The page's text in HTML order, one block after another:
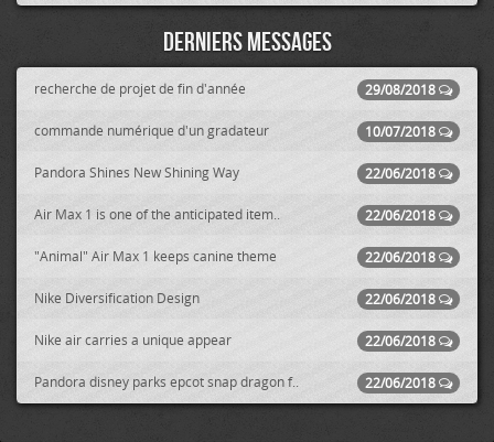
Derniers messages
29/08/2018
recherche de projet de fin d'année
10/07/2018
commande numérique d'un gradateur
22/06/2018
Pandora Shines New Shining Way
22/06/2018
Air Max 1 is one of the anticipated item..
22/06/2018
"Animal" Air Max 1 keeps canine theme
22/06/2018
Nike Diversification Design
22/06/2018
Nike air carries a unique appear
22/06/2018
Pandora disney parks epcot snap dragon f..